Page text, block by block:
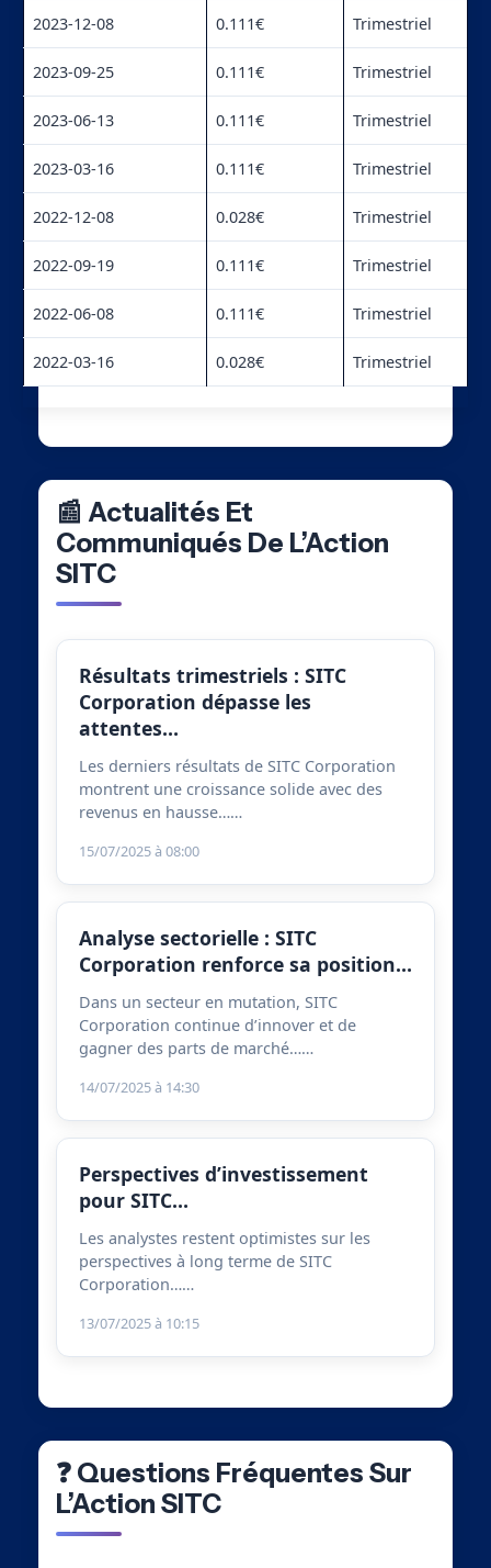
2023-12-08 0.111€ Trimestriel
2023-09-25 0.111€ Trimestriel
2023-06-13 0.111€ Trimestriel
2023-03-16 0.111€ Trimestriel
2022-12-08 0.028€ Trimestriel
2022-09-19 0.111€ Trimestriel
2022-06-08 0.111€ Trimestriel
2022-03-16 0.028€ Trimestriel
📰 Actualités Et
Communiqués De L’Action
SITC
Résultats trimestriels : SITC
Corporation dépasse les
attentes…
Les derniers résultats de SITC Corporation
montrent une croissance solide avec des
revenus en hausse……
15/07/2025 à 08:00
Analyse sectorielle : SITC
Corporation renforce sa position…
Dans un secteur en mutation, SITC
Corporation continue d’innover et de
gagner des parts de marché……
14/07/2025 à 14:30
Perspectives d’investissement
pour SITC…
Les analystes restent optimistes sur les
perspectives à long terme de SITC
Corporation……
13/07/2025 à 10:15
❓ Questions Fréquentes Sur
L’Action SITC